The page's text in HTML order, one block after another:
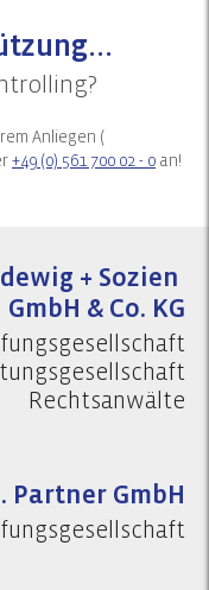
Anliegen (
+49 (0) 561 700 02 - 0 an!
+ Sozien
GmbH & Co. KG
Rechtsanwälte
Partner GmbH